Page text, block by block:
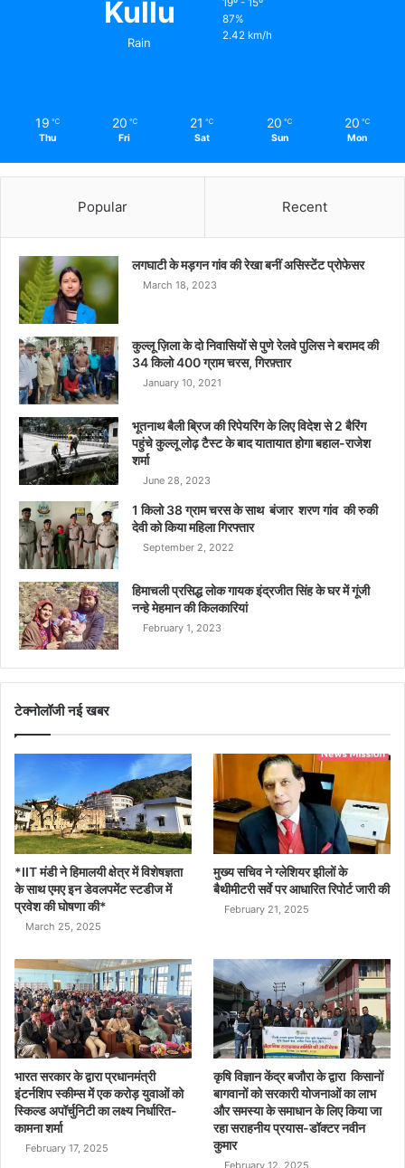
Kullu
Rain
19º - 15º
87%
2.42 km/h
19 ℃
Thu
20 ℃
Fri
21 ℃
Sat
20 ℃
Sun
20 ℃
Mon
Popular Recent
लगघाटी के मड़गन गांव की रेखा बनीं असिस्टेंट प्रोफेसर
March 18, 2023
कुल्लू ज़िला के दो निवासियों से पुणे रेलवे पुलिस ने बरामद की
34 किलो 400 ग्राम चरस, गिरफ़्तार
January 10, 2021
भूतनाथ बैली ब्रिज की रिपेयरिंग के लिए विदेश से 2 बैरिंग
पहुंचे कुल्लू लोढ़ टैस्ट के बाद यातायात होगा बहाल-राजेश
शर्मा
June 28, 2023
1 किलो 38 ग्राम चरस के साथ बंजार शरण गांव की रुकी
देवी को किया महिला गिरफ्तार
September 2, 2022
हिमाचली प्रसिद्ध लोक गायक इंद्रजीत सिंह के घर में गूंजी
नन्हे मेहमान की किलकारियां
February 1, 2023
टेक्नोलॉजी नई खबर
*IIT मंडी ने हिमालयी क्षेत्र में विशेषज्ञता
के साथ एमए इन डेवलपमेंट स्टडीज में
प्रवेश की घोषणा की*
March 25, 2025
मुख्य सचिव ने ग्लेशियर झीलों के
बैथीमीटरी सर्वे पर आधारित रिपोर्ट जारी की
February 21, 2025
भारत सरकार के द्वारा प्रधानमंत्री
इंटर्नशिप स्कीम्स में एक करोड़ युवाओं को
स्किल्ड अपॉर्चुनिटी का लक्ष्य निर्धारित-
कामना शर्मा
February 17, 2025
कृषि विज्ञान केंद्र बजौरा के द्वारा किसानों
बागवानों को सरकारी योजनाओं का लाभ
और समस्या के समाधान के लिए किया जा
रहा सराहनीय प्रयास-डॉक्टर नवीन
कुमार
February 12, 2025